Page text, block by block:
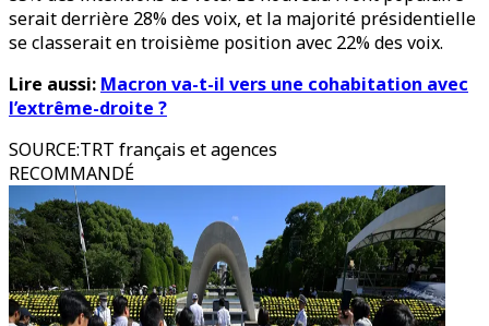
serait derrière 28% des voix, et la majorité présidentielle
se classerait en troisième position avec 22% des voix.
Lire aussi: Macron va-t-il vers une cohabitation avec
l’extrême-droite ?
SOURCE:TRT français et agences
RECOMMANDÉ